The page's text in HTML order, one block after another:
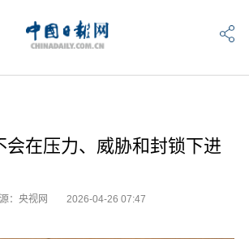
会在压力、威胁和封锁下进
：央视网 2026-04-26 07:47